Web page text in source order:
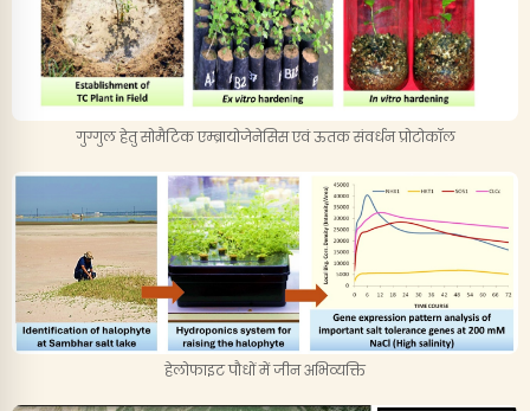
गुग्गुल हेतु सोमैटिक एम्ब्रायोजेनेसिस एवं ऊतक संवर्धन प्रोटोकॉल
हेलोफाइट पौधों में जीन अभिव्यक्ति